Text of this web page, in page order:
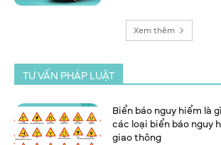
Xem thêm
TƯ VẤN PHÁP LUẬT
Biển báo nguy hiểm là
các loại biển báo nguy
giao thông